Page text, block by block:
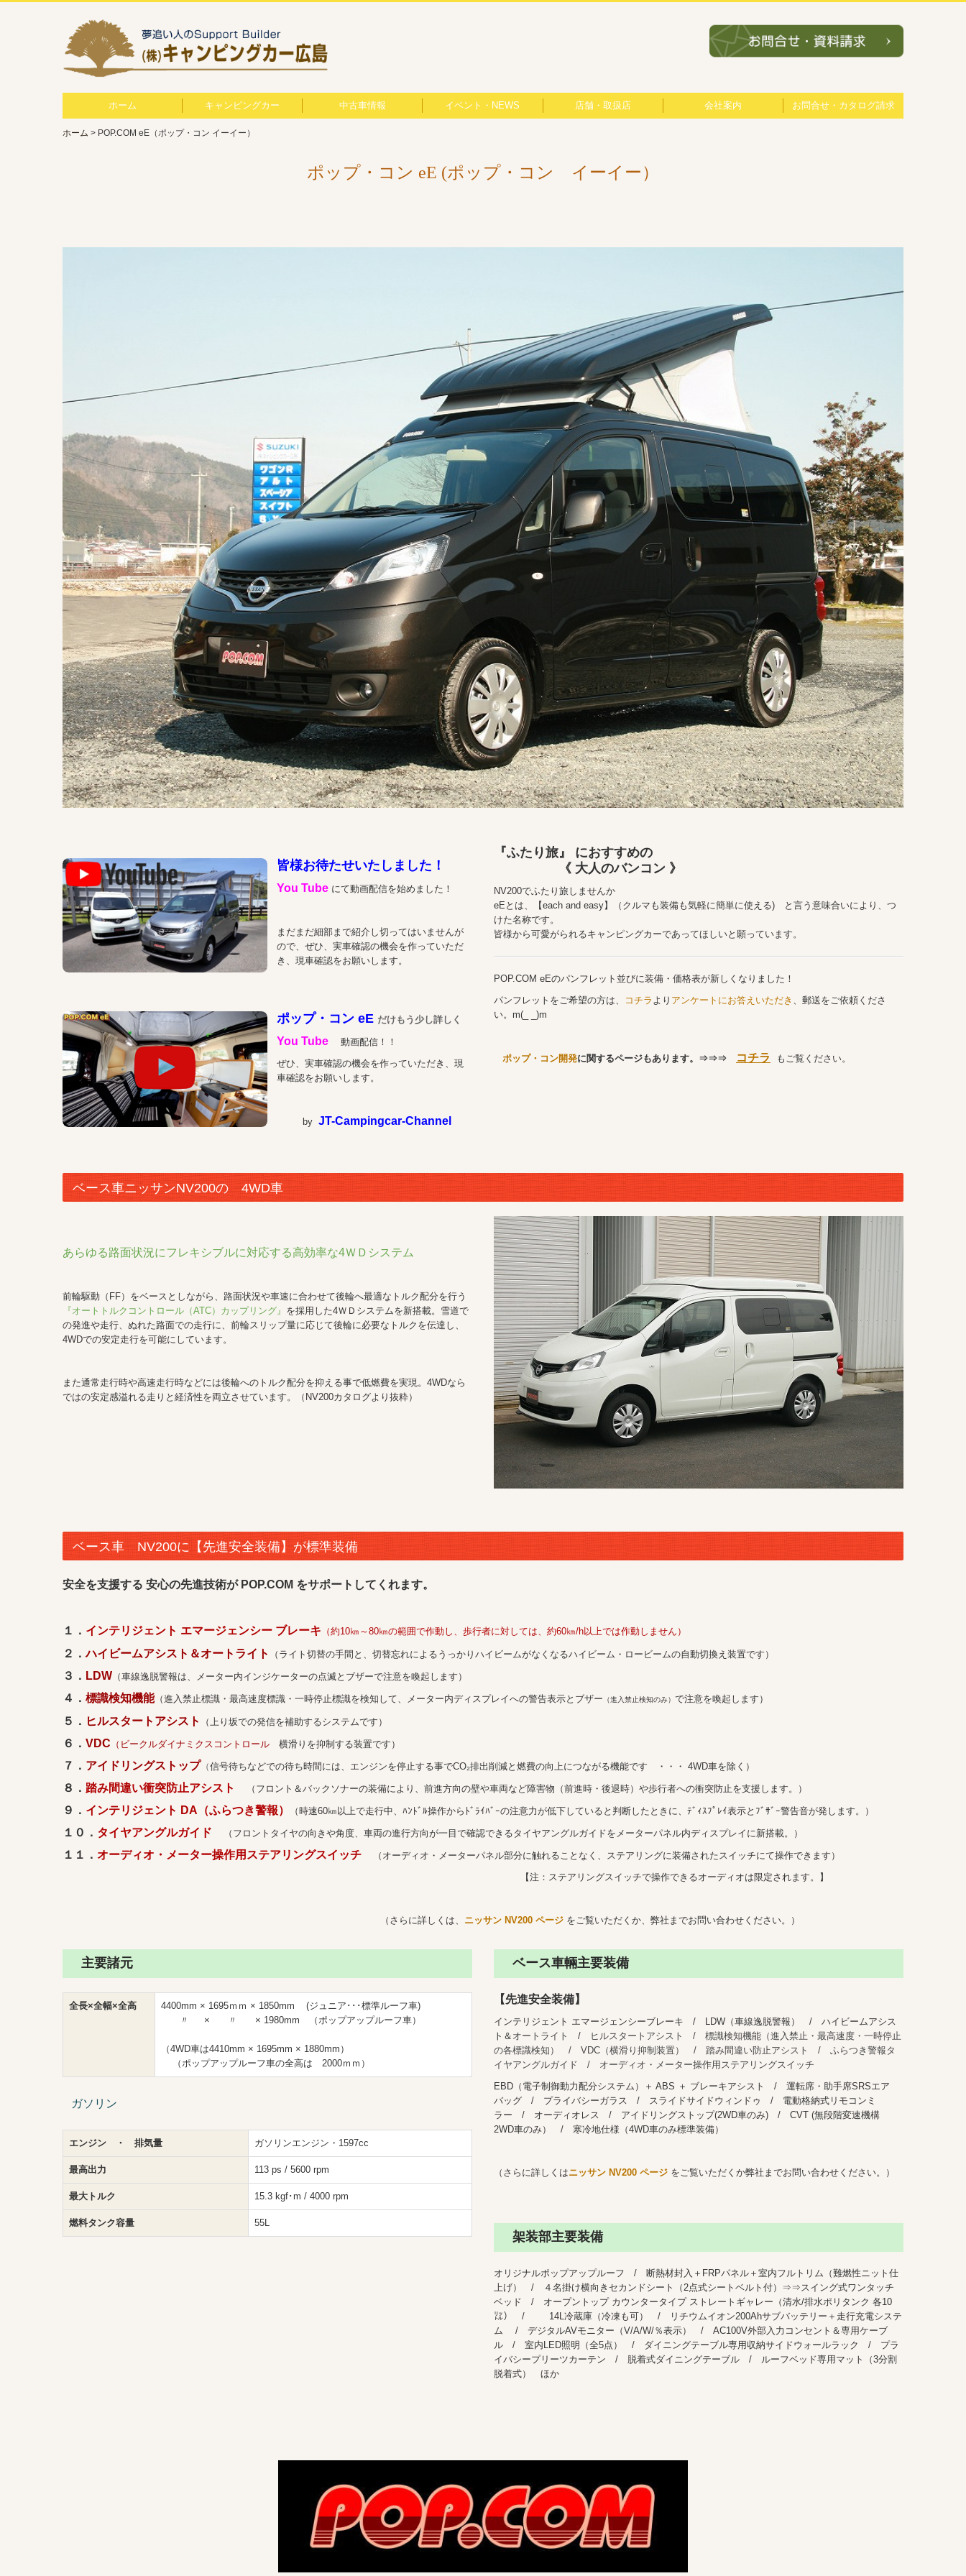
ホーム キャンピングカー
自社製オリジナル
ポップ・コン開発の過程
自社製ワンオフ
他社製キャンピングカー
販売が終了したモデル
中古車情報 イベント・NEWS 店舗・取扱店 会社案内 お問合せ・カタログ請求
ホーム POP.COM eE（ポップ・コン イーイー）
ポップ・コン eE (ポップ・コン イーイー）
皆様お待たせいたしました！
You Tube にて動画配信を始めました！
まだまだ細部まで紹介し切ってはいませんが
ので、ぜひ、実車確認の機会を作っていただ
き、現車確認をお願いします。
ポップ・コン eE だけもう少し詳しく
You Tube 動画配信！！
ぜひ、実車確認の機会を作っていただき、現
車確認をお願いします。
by JT-Campingcar-Channel
『ふたり旅』 におすすめの
《 大人のバンコン 》
NV200でふたり旅しませんか
eEとは、【each and easy】（クルマも装備も気軽に簡単に使える) と言う意味合いにより、つ
けた名称です。
皆様から可愛がられるキャンピングカーであってほしいと願っています。
POP.COM eEのパンフレット並びに装備・価格表が新しくなりました！
パンフレットをご希望の方は、
コチラ より アンケートにお答えいただき
、郵送をご依頼くださ
い。m(_ _)m
ポップ・コン開発に関するページもあります。⇒⇒⇒ コチラ もご覧ください。
ベース車ニッサンNV200の 4WD車
あらゆる路面状況にフレキシブルに対応する高効率な4ＷＤシステム
前輪駆動（FF）をベースとしながら、路面状況や車速に合わせて後輪へ最適なトルク配分を行う
『オートトルクコントロール（ATC）カップリング』 を採用した4ＷＤシステムを新搭載。雪道で
の発進や走行、ぬれた路面での走行に、前輪スリップ量に応じて後輪に必要なトルクを伝達し、
4WDでの安定走行を可能にしています。
また通常走行時や高速走行時などには後輪へのトルク配分を抑える事で低燃費を実現。4WDなら
ではの安定感溢れる走りと経済性を両立させています。（NV200カタログより抜粋）
ベース車 NV200に【先進安全装備】が標準装備
安全を支援する 安心の先進技術が POP.COM をサポートしてくれます。
１． インテリジェント エマージェンシー ブレーキ （約10㎞～80㎞の範囲で作動し、歩行者に対しては、約60㎞/h以上では作動しません）
２．ハイビームアシスト＆オートライト （ライト切替の手間と、切替忘れによるうっかりハイビームがなくなるハイビーム・ロービームの自動切換え装置です）
３． LDW （車線逸脱警報は、メーター内インジケーターの点滅とブザーで注意を喚起します）
４． 標識検知機能（進入禁止標識・最高速度標識・一時停止標識を検知して、メーター内ディスプレイへの警告表示とブザー （進入禁止検知のみ） で注意を喚起します）
５． ヒルスタートアシスト （上り坂での発信を補助するシステムです）
６． VDC （ビークルダイナミクスコントロール 横滑りを抑制する装置です）
７． アイドリングストップ （信号待ちなどでの待ち時間には、エンジンを停止する事でCO₂排出削減と燃費の向上につながる機能です ・・・ 4WD車を除く）
８． 踏み間違い衝突防止アシスト （フロント＆バックソナーの装備により、前進方向の壁や車両など障害物（前進時・後退時）や歩行者への衝突防止を支援します。）
９． インテリジェント DA（ふらつき警報） （時速60㎞以上で走行中、ﾊﾝﾄﾞﾙ操作からﾄﾞﾗｲﾊﾞｰの注意力が低下していると判断したときに、ﾃﾞｨｽﾌﾟﾚｲ表示とﾌﾞｻﾞｰ警告音が発します。）
１０． タイヤアングルガイド （フロントタイヤの向きや角度、車両の進行方向が一目で確認できるタイヤアングルガイドをメーターパネル内ディスプレイに新搭載。）
１１． オーディオ・メーター操作用ステアリングスイッチ
（オーディオ・メーターパネル部分に触れることなく、ステアリングに装備されたスイッチにて操作できます）
【注：ステアリングスイッチで操作できるオーディオは限定されます。】
（さらに詳しくは、 ニッサン NV200 ページ をご覧いただくか、弊社までお問い合わせください。）
主要諸元
全長×全幅×全高
4400mm × 1695ｍｍ × 1850mm (ジュニア･･･標準ルーフ車)
〃 × 〃 × 1980mm （ポップアップルーフ車）
（4WD車は4410mm × 1695mm × 1880mm）
（ポップアップルーフ車の全高は 2000ｍｍ）
ガソリン
エンジン ・ 排気量 ガソリンエンジン・1597cc
最高出力 113 ps / 5600 rpm
最大トルク 15.3 kgf･m / 4000 rpm
燃料タンク容量 55L
ベース車輛主要装備
【先進安全装備】
インテリジェント エマージェンシーブレーキ / LDW（車線逸脱警報） / ハイビームアシス
ト＆ オートライト /
ヒルスタートアシスト / 標識検知機能（進入禁止・最高速度・一時停止
の各標識検知） / VDC（横滑り抑制装置） / 踏み間違い防止アシスト / ふらつき警報 タ
イヤアングルガイド / オーディオ・メーター操作用ステアリングスイッチ
EBD（電子制御動力配分システム）＋ ABS ＋ ブレーキアシスト / 運転席・助手席SRSエア
バッグ / プライバシーガラス / スライドサイドウィンドゥ / 電動格納式リモコンミ
ラー / オーディオレス / アイドリングストップ(2WD車のみ) / CVT (無段階変速機構
2WD車のみ） / 寒冷地仕様（4WD車のみ標準装備）
（さらに詳しくはニッサン NV200 ページ をご覧いただくか弊社までお問い合わせください。）
架装部主要装備
オリジナルポップアップルーフ / 断熱材封入＋FRPパネル＋室内フルトリム（難燃性ニット仕
上げ） / ４名掛け横向きセカンドシート（2点式シートベルト付）⇒⇒スイング式ワンタッチ
ベッド / オープントップ カウンタータイプ ストレートギャレー（清水/排水ポリタンク 各10
㍑） / 14L冷蔵庫（冷凍も可） / リチウムイオン200Ahサブバッテリー＋走行充電システ
ム / デジタルAVモニター（V/A/W/％表示） / AC100V外部入力コンセント＆専用ケーブ
ル / 室内LED照明（全5点） / ダイニングテーブル専用収納サイドウォールラック / プラ
イバシープリーツカーテン / 脱着式ダイニングテーブル / ルーフベッド専用マット（3分割
脱着式） ほか